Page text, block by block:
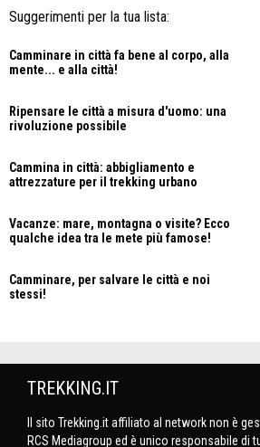
Suggerimenti per la tua lista:
Camminare in città fa bene al corpo, alla
mente... e alla città!
Ripensare le città a misura d'uomo: una
rivoluzione possibile
Cammina in città: abbigliamento e
attrezzature per il trekking urbano
Vacanze: mare, montagna o visite? Ecco
qualche idea tra le mete più famose!
Camminare, per salvare le città e noi
stessi!
TREKKING.IT
Il sito Trekking.it affiliato al network non è
RCS Mediagroup ed è unico responsabile di